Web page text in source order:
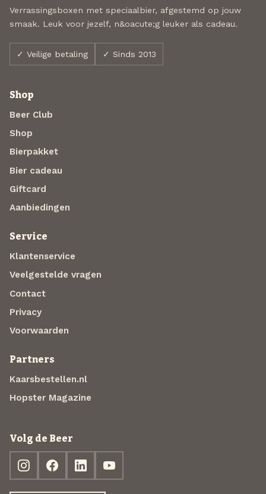
Verrassingsboxen met speciaalbier, afgestemd op jouw
smaak. Leuk voor jezelf, n&oacute;g leuker als cadeau.
✓ Veilige betaling ✓ Sinds 2013
Shop
Beer Club
Shop
Bierpakket
Bier cadeau
Giftcard
Aanbiedingen
Service
Klantenservice
Veelgestelde vragen
Contact
Privacy
Voorwaarden
Partners
Kaarsbestellen.nl
Hopster Magazine
Volg de Beer